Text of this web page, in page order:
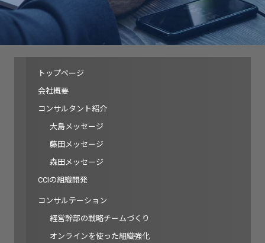
トップページ
会社概要
コンサルタント紹介
大島メッセージ
藤田メッセージ
森田メッセージ
CCIの組織開発
コンサルテーション
経営幹部の戦略チームづくり
オンラインを使った組織強化